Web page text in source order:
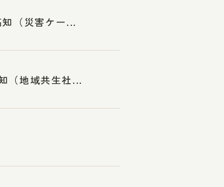
（災害ケー...
（地域共生社...